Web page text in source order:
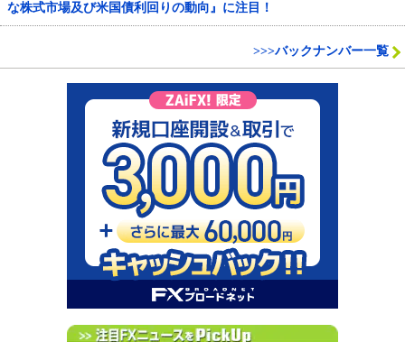
な株式市場及び米国債利回りの動向』に注目！
>>>バックナンバー一覧